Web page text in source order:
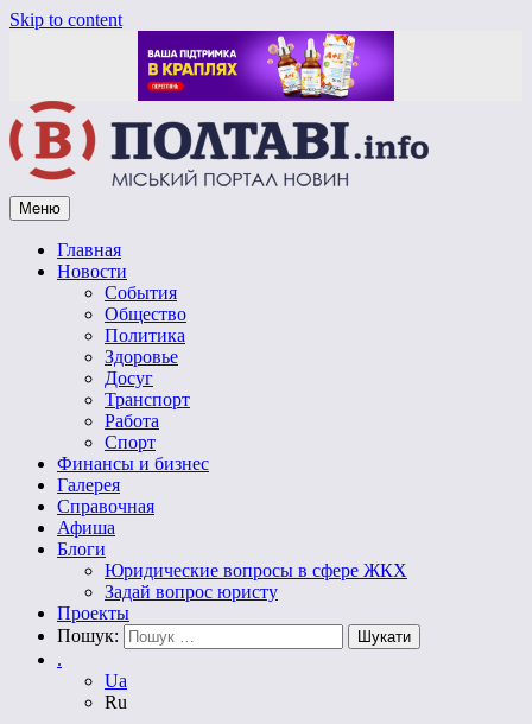
Skip to content
Vpoltave.info
Полтавский портал новостей
Меню
Главная
Новости
События
Общество
Политика
Здоровье
Досуг
Транспорт
Работа
Спорт
Финансы и бизнес
Галерея
Справочная
Афиша
Блоги
Юридические вопросы в сфере ЖКХ
Задай вопрос юристу
Проекты
Пошук:
.
Ua
Ru